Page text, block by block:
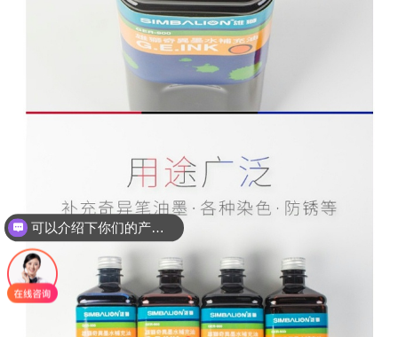
可以介绍下你们的产品么？
可以月结吗？